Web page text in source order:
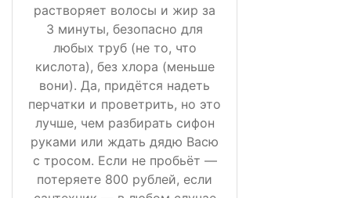
растворяет волосы и жир за
3 минуты, безопасно для
любых труб (не то, что
кислота), без хлора (меньше
вони). Да, придётся надеть
перчатки и проветрить, но это
лучше, чем разбирать сифон
руками или ждать дядю Васю
с тросом. Если не пробьёт —
потеряете 800 рублей, если